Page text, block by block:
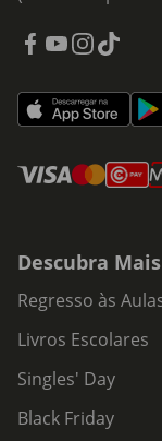
Descubra Mais
Regresso às
Livros Escolares
Singles' Day
Black Friday